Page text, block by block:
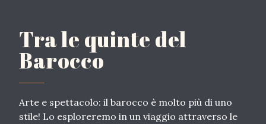
Tra le quinte del
Barocco
Arte e spettacolo: il barocco è molto più di uno
stile! Lo esploreremo in un viaggio attraverso le